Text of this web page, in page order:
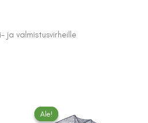
ja valmistusvirheille
Ale!
Ale!